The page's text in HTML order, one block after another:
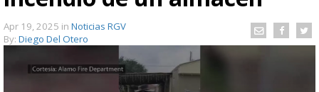
Apr 19, 2025 in Noticias RGV
By: Diego Del Otero